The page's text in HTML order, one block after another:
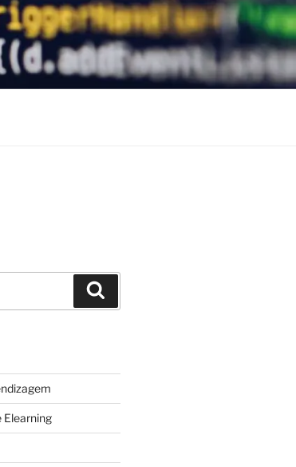
Elearning